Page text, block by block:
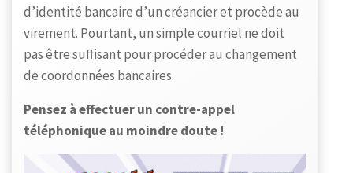
d’identité bancaire d’un créancier et procède au
virement. Pourtant, un simple courriel ne doit
pas être suffisant pour procéder au changement
de coordonnées bancaires.
Pensez à effectuer un contre-appel
téléphonique au moindre doute !